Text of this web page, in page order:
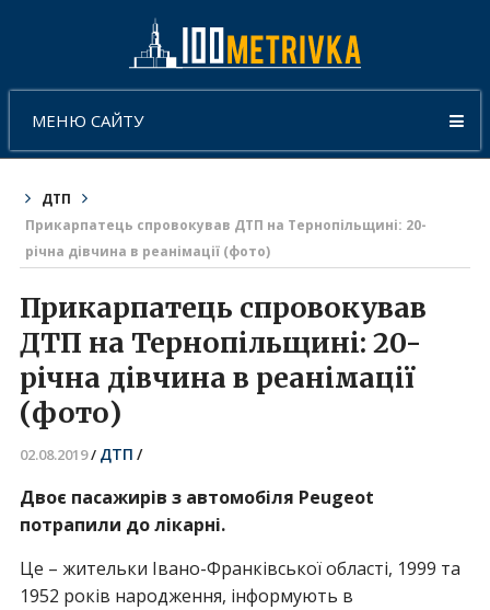
МЕНЮ САЙТУ
ДТП
Прикарпатець спровокував ДТП на Тернопільщині: 20-
річна дівчина в реанімації (фото)
Прикарпатець спровокував
ДТП на Тернопільщині: 20-
річна дівчина в реанімації
(фото)
02.08.2019/ ДТП /
Двоє пасажирів з автомобіля Peugeot
потрапили до лікарні.
Це – жительки Івано-Франківської області, 1999 та
1952 років народження, інформують в